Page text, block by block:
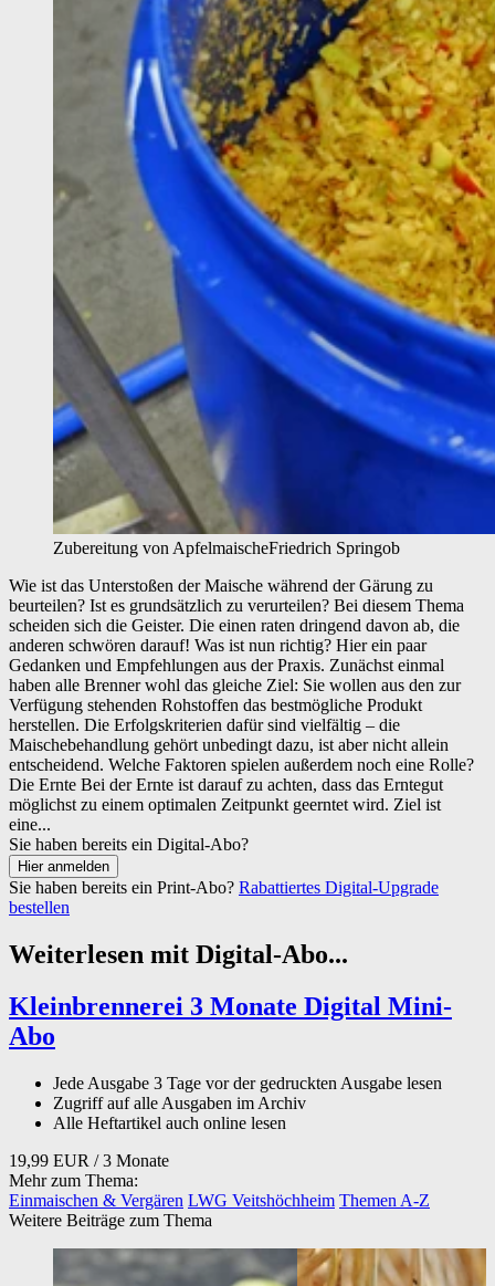
Zubereitung von ApfelmaischeFriedrich Springob
Wie ist das Unterstoßen der Maische während der Gärung zu
beurteilen? Ist es grundsätzlich zu verurteilen? Bei diesem Thema
scheiden sich die Geister. Die einen raten dringend davon ab, die
anderen schwören darauf! Was ist nun richtig? Hier ein paar
Gedanken und Empfehlungen aus der Praxis. Zunächst einmal
haben alle Brenner wohl das gleiche Ziel: Sie wollen aus den zur
Verfügung stehenden Rohstoffen das bestmögliche Produkt
herstellen. Die Erfolgskriterien dafür sind vielfältig – die
Maischebehandlung gehört unbedingt dazu, ist aber nicht allein
entscheidend. Welche Faktoren spielen außerdem noch eine Rolle?
Die Ernte Bei der Ernte ist darauf zu achten, dass das Erntegut
möglichst zu einem optimalen Zeitpunkt geerntet wird. Ziel ist
eine...
Sie haben bereits ein Digital-Abo?
Sie haben bereits ein Print-Abo? Rabattiertes Digital-Upgrade
bestellen
Weiterlesen mit Digital-Abo...
Kleinbrennerei 3 Monate Digital Mini-
Abo
Jede Ausgabe 3 Tage vor der gedruckten Ausgabe lesen
Zugriff auf alle Ausgaben im Archiv
Alle Heftartikel auch online lesen
19,99 EUR / 3 Monate
Mehr zum Thema:
Einmaischen & Vergären LWG Veitshöchheim Themen A-Z
Weitere Beiträge zum Thema